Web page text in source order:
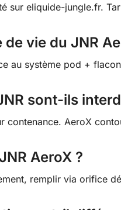
sur eliquide-jungle.fr.
vie du JNR
au système pod +
sont-ils
contenance. AeroX
AeroX ?
remplir via orifice